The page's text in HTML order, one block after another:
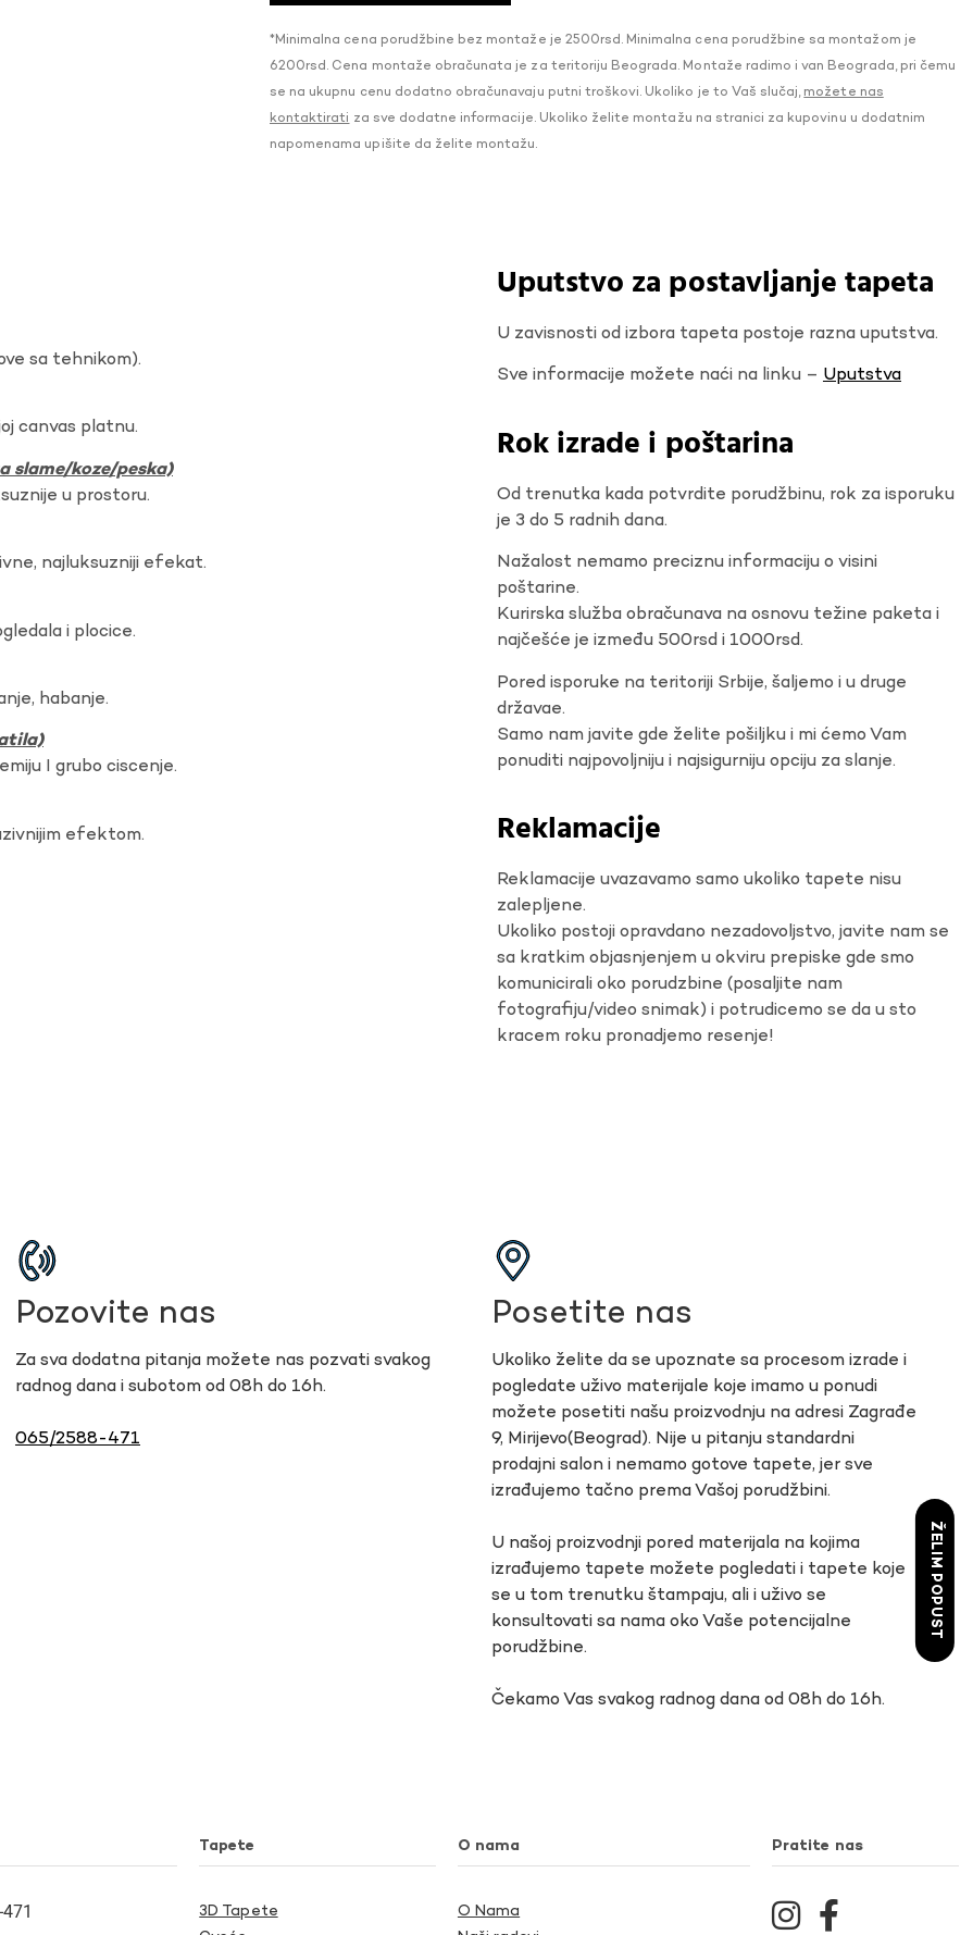
*Minimalna cena porudžbine bez montaže je 2500rsd. Minimalna cena porudžbine sa montažom je
6200rsd. Cena montaže obračunata je za teritoriju Beograda. Montaže radimo i van Beograda, pri čemu
se na ukupnu cenu dodatno obračunavaju putni troškovi. Ukoliko je to Vaš slučaj, možete nas
kontaktirati za sve dodatne informacije. Ukoliko želite montažu na stranici za kupovinu u dodatnim
napomenama upišite da želite montažu.
sa tehnikom).
canvas platnu.
slame/koze/peska)
u prostoru.
najluksuzniji efekat.
i plocice.
habanje.
I grubo ciscenje.
efektom.
Uputstvo za postavljanje tapeta
U zavisnosti od izbora tapeta postoje razna uputstva.
Sve informacije možete naći na linku – Uputstva
Rok izrade i poštarina
Od trenutka kada potvrdite porudžbinu, rok za isporuku
je 3 do 5 radnih dana.
Nažalost nemamo preciznu informaciju o visini
poštarine.
Kurirska služba obračunava na osnovu težine paketa i
najčešće je između 500rsd i 1000rsd.
Pored isporuke na teritoriji Srbije, šaljemo i u druge
državae.
Samo nam javite gde želite pošiljku i mi ćemo Vam
ponuditi najpovoljniju i najsigurniju opciju za slanje.
Reklamacije
Reklamacije uvazavamo samo ukoliko tapete nisu
zalepljene.
Ukoliko postoji opravdano nezadovoljstvo, javite nam se
sa kratkim objasnjenjem u okviru prepiske gde smo
komunicirali oko porudzbine (posaljite nam
fotografiju/video snimak) i potrudicemo se da u sto
kracem roku pronadjemo resenje!
Pozovite nas
Za sva dodatna pitanja možete nas pozvati svakog
radnog dana i subotom od 08h do 16h.
065/2588-471
Posetite nas
Ukoliko želite da se upoznate sa procesom izrade i
pogledate uživo materijale koje imamo u ponudi
možete posetiti našu proizvodnju na adresi Zagrađe
9, Mirijevo(Beograd). Nije u pitanju standardni
prodajni salon i nemamo gotove tapete, jer sve
izrađujemo tačno prema Vašoj porudžbini.
U našoj proizvodnji pored materijala na kojima
izrađujemo tapete možete pogledati i tapete koje
se u tom trenutku štampaju, ali i uživo se
konsultovati sa nama oko Vaše potencijalne
porudžbine.
Čekamo Vas svakog radnog dana od 08h do 16h.
Tapete
3D Tapete
O nama
O Nama
Pratite nas
ŽELIM POPUST